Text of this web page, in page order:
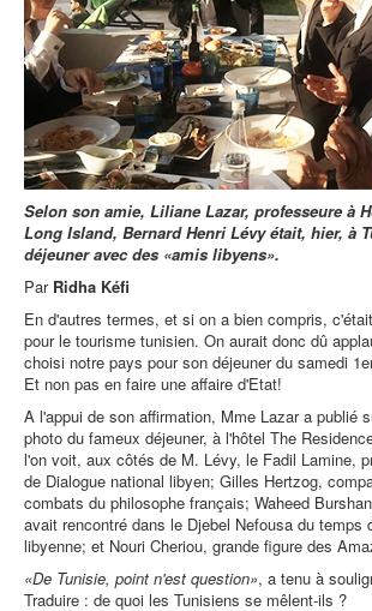
Selon son amie, Liliane Lazar, professeure à
Long Island, Bernard Henri Lévy était, hier, à
déjeuner avec des «amis libyens».
Par Ridha Kéfi
En d'autres termes, et si on a bien compris,
pour le tourisme tunisien. On aurait donc dû
choisi notre pays pour son déjeuner du samedi
Et non pas en faire une affaire d'Etat!
A l'appui de son affirmation, Mme Lazar a publié
photo du fameux déjeuner, à l'hôtel The
l'on voit, aux côtés de M. Lévy, le Fadil Lamine,
de Dialogue national libyen; Gilles Hertzog,
combats du philosophe français; Waheed
avait rencontré dans le Djebel Nefousa du temps
libyenne; et Nouri Cheriou, grande figure des
«De Tunisie, point n'est question», a tenu à
Traduire : de quoi les Tunisiens se mêlent-ils ?